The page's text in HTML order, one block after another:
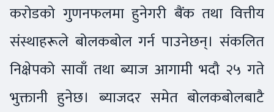
करोडको गुणनफलमा हुनेगरी बैंक तथा वित्तीय
संस्थाहरूले बोलकबोल गर्न पाउनेछन्। संकलित
निक्षेपको सावाँ तथा ब्याज आगामी भदौ २५ गते
भुक्तानी हुनेछ। ब्याजदर समेत बोलकबोलबाटै